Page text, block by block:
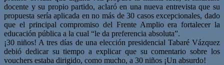
docente y su propio partido, aclaró en una nueva entrevista que su
propuesta sería aplicada en no más de 30 casos excepcionales, dado
que el principal compromiso del Frente Amplio era fortalecer la
educación pública a la cual “le da preferencia absoluta”.
¡30 niños! A tres días de una elección presidencial Tabaré Vázquez
debió dedicar su tiempo a explicar que su comentario sobre los
vouchers estaba dirigido, como mucho, a 30 niños ¡Un absurdo!